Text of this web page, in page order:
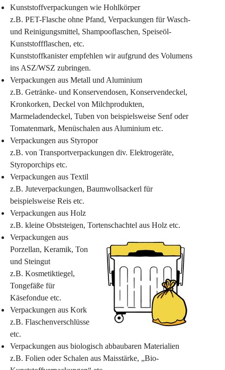
Kunststoffverpackungen wie Hohlkörper
z.B. PET-Flasche ohne Pfand, Verpackungen für Wasch-
und Reinigungsmittel, Shampooflaschen, Speiseöl-
Kunststoffflaschen, etc.
Kunststoffkanister empfehlen wir aufgrund des Volumens
ins ASZ/WSZ zubringen.
Verpackungen aus Metall und Aluminium
z.B. Getränke- und Konservendosen, Konservendeckel,
Kronkorken, Deckel von Milchprodukten,
Marmeladendeckel, Tuben von beispielsweise Senf oder
Tomatenmark, Menüschalen aus Aluminium etc.
Verpackungen aus Styropor
z.B. von Transportverpackungen div. Elektrogeräte,
Styroporchips etc.
Verpackungen aus Textil
z.B. Juteverpackungen, Baumwollsackerl für
beispielsweise Reis etc.
Verpackungen aus Holz
z.B. kleine Obststeigen, Tortenschachtel aus Holz etc.
Verpackungen aus
Porzellan, Keramik, Ton
und Steingut
z.B. Kosmetiktiegel,
Tongefäße für
Käsefondue etc.
Verpackungen aus Kork
z.B. Flaschenverschlüsse
etc.
Verpackungen aus biologisch abbaubaren Materialien
z.B. Folien oder Schalen aus Maisstärke, „Bio-